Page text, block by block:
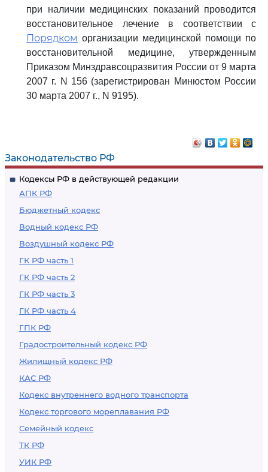
Законодательство РФ
Кодексы РФ в действующей редакции
АПК РФ
Бюджетный кодекс
Водный кодекс РФ
Воздушный кодекс РФ
ГК РФ часть 1
ГК РФ часть 2
ГК РФ часть 3
ГК РФ часть 4
ГПК РФ
Градостроительный кодекс РФ
Жилищный кодекс РФ
КАС РФ
Кодекс внутреннего водного транспорта
Кодекс торгового мореплавания РФ
Семейный кодекс
ТК РФ
УИК РФ
при наличии медицинских показаний проводится
восстановительное лечение в соответствии с
Порядком организации медицинской помощи по
восстановительной медицине, утвержденным
Приказом Минздравсоцразвития России от 9 марта
2007 г. N 156 (зарегистрирован Минюстом России
30 марта 2007 г., N 9195).